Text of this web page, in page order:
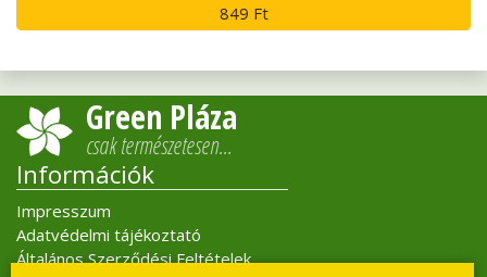
849 Ft
Green Pláza
csak természetesen…
Információk
Impresszum
Adatvédelmi tájékoztató
Általános Szerződési Feltételek